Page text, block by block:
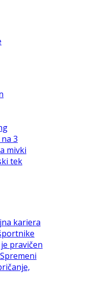
3
mivki
tek
kariera
pravičen